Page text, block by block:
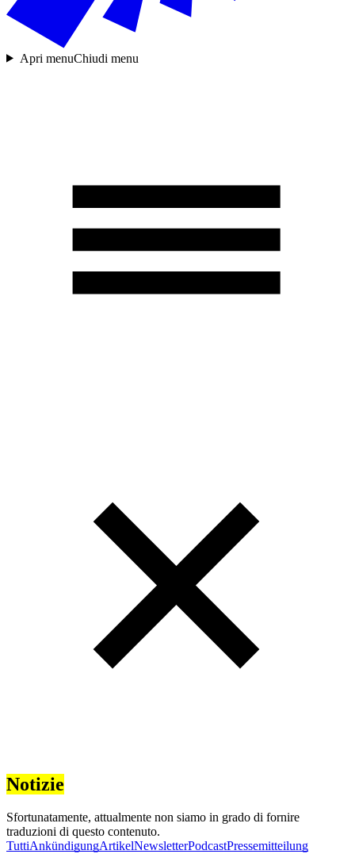
Apri menuChiudi menu
Notizie
Sfortunatamente, attualmente non siamo in grado di fornire
traduzioni di questo contenuto.
TuttiAnkündigungArtikelNewsletterPodcastPressemitteilung